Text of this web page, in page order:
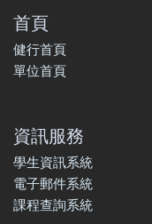
首頁
健行首頁
單位首頁
資訊服務
學生資訊系統
電子郵件系統
課程查詢系統